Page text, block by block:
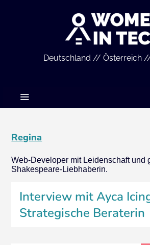
Deutschland // Österreich
Regina
Web-Developer mit Leidenschaft und
Shakespeare-Liebhaberin.
Interview mit Ayca
Strategische Beraterin